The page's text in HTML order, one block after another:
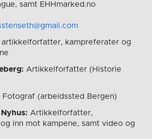
samt EHHmarked.no
artikkelforfatter, kampreferater og
Artikkelforfatter (Historie
Fotograf (arbeidssted Bergen)
Artikkelforfatter,
inn mot kampene, samt video og